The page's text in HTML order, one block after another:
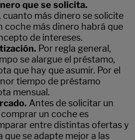
que se solicita.
cuanto más dinero se solicite
coche más dinero habrá que
de intereses.
Por regla general,
se alargue el préstamo,
que hay que asumir. Por el
tiempo de préstamo
mensual.
Antes de solicitar un
un coche es
entre distintas ofertas y
que se adapte mejor a las